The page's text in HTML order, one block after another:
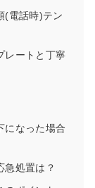
(電話時)テン
レートと丁寧
になった場合
急処置は？